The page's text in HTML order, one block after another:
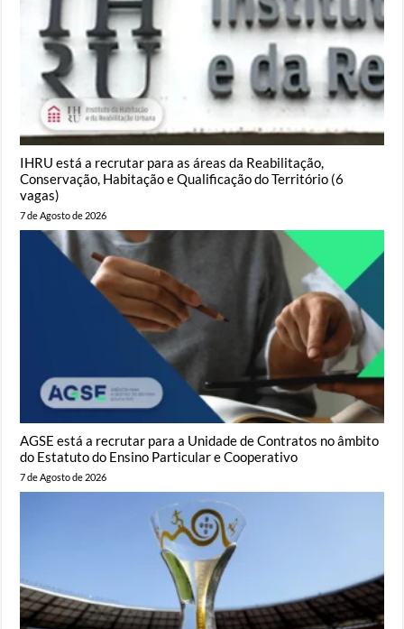
IHRU está a recrutar para as áreas da Reabilitação,
Conservação, Habitação e Qualificação do Território (6
vagas)
7 de Agosto de 2026
AGSE está a recrutar para a Unidade de Contratos no âmbito
do Estatuto do Ensino Particular e Cooperativo
7 de Agosto de 2026